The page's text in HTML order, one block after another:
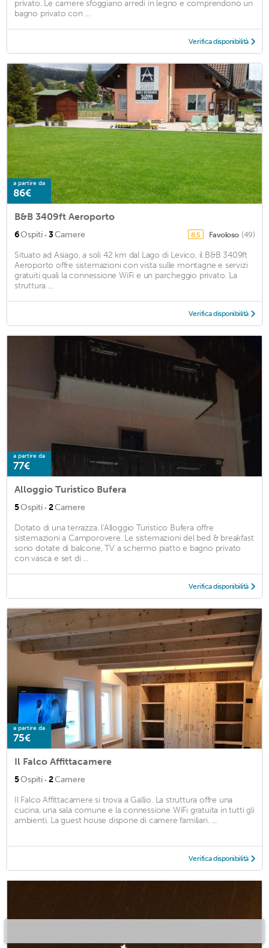
privato. Le camere sfoggiano arredi in legno e comprendono un
bagno privato con ...
Verifica disponibilità
a partire da
86€
B&B 3409ft Aeroporto
6Ospiti · 3Camere 8,5 Favoloso (49)
Situato ad Asiago, a soli 42 km dal Lago di Levico, il B&B 3409ft
Aeroporto offre sistemazioni con vista sulle montagne e servizi
gratuiti quali la connessione WiFi e un parcheggio privato. La
struttura ...
Verifica disponibilità
a partire da
77€
Alloggio Turistico Bufera
5Ospiti · 2Camere
Dotato di una terrazza, l'Alloggio Turistico Bufera offre
sistemazioni a Camporovere. Le sistemazioni del bed & breakfast
sono dotate di balcone, TV a schermo piatto e bagno privato
con vasca e set di ...
Verifica disponibilità
a partire da
75€
Il Falco Affittacamere
5Ospiti · 2Camere
Il Falco Affittacamere si trova a Gallio. La struttura offre una
cucina, una sala comune e la connessione WiFi gratuita in tutti gli
ambienti. La guest house dispone di camere familiari. ...
Verifica disponibilità